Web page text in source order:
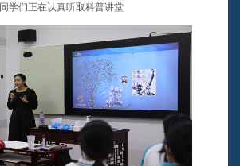
同学们正在认真听取科普讲堂